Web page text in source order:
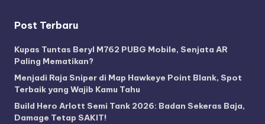
Post Terbaru
Kupas Tuntas Beryl M762 PUBG Mobile, Senjata AR
Paling Mematikan?
Menjadi Raja Sniper di Map Hawkeye Point Blank, Spot
Terbaik yang Wajib Kamu Tahu
Build Hero Arlott Semi Tank 2026: Badan Sekeras Baja,
Damage Tetap SAKIT!